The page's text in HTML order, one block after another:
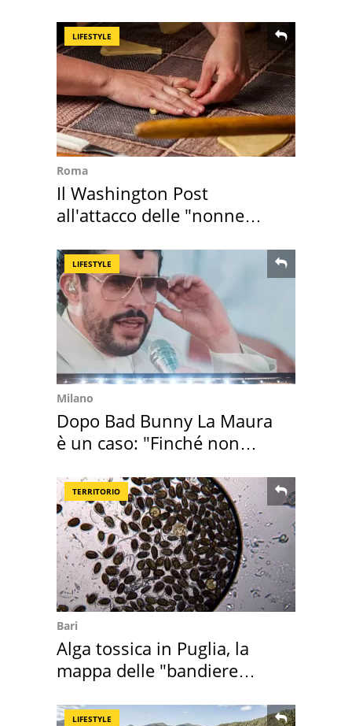
LIFESTYLE
Roma
Il Washington Post
all'attacco delle "nonne
LIFESTYLE
Milano
Dopo Bad Bunny La Maura
è un caso: "Finché non
TERRITORIO
Bari
Alga tossica in Puglia, la
mappa delle "bandiere
LIFESTYLE